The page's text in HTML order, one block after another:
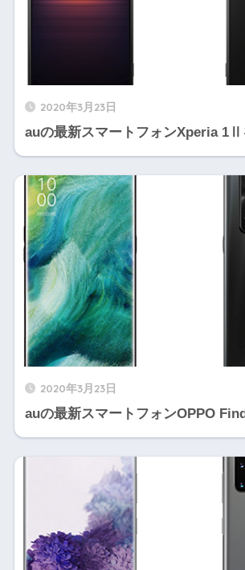
2020年3月23日
auの最新スマートフォンXperia 1Ⅱ
2020年3月23日
auの最新スマートフォンOPPO